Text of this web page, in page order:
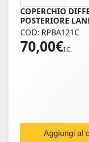
COPERCHIO
POSTERIORE
COD: RPBA121C
70,00€I.C.
Aggiungi al